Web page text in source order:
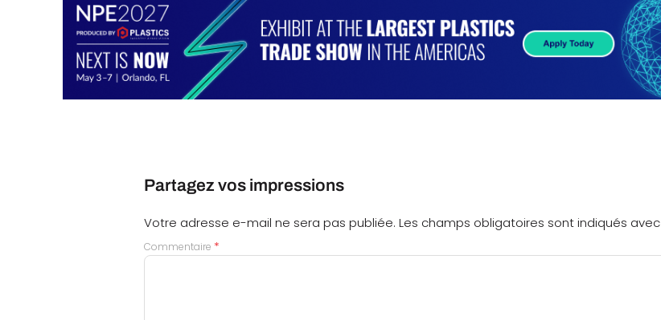
Partagez vos impressions
Votre adresse e-mail ne sera pas publiée. Les champs obligatoires sont indiqués avec
Commentaire *